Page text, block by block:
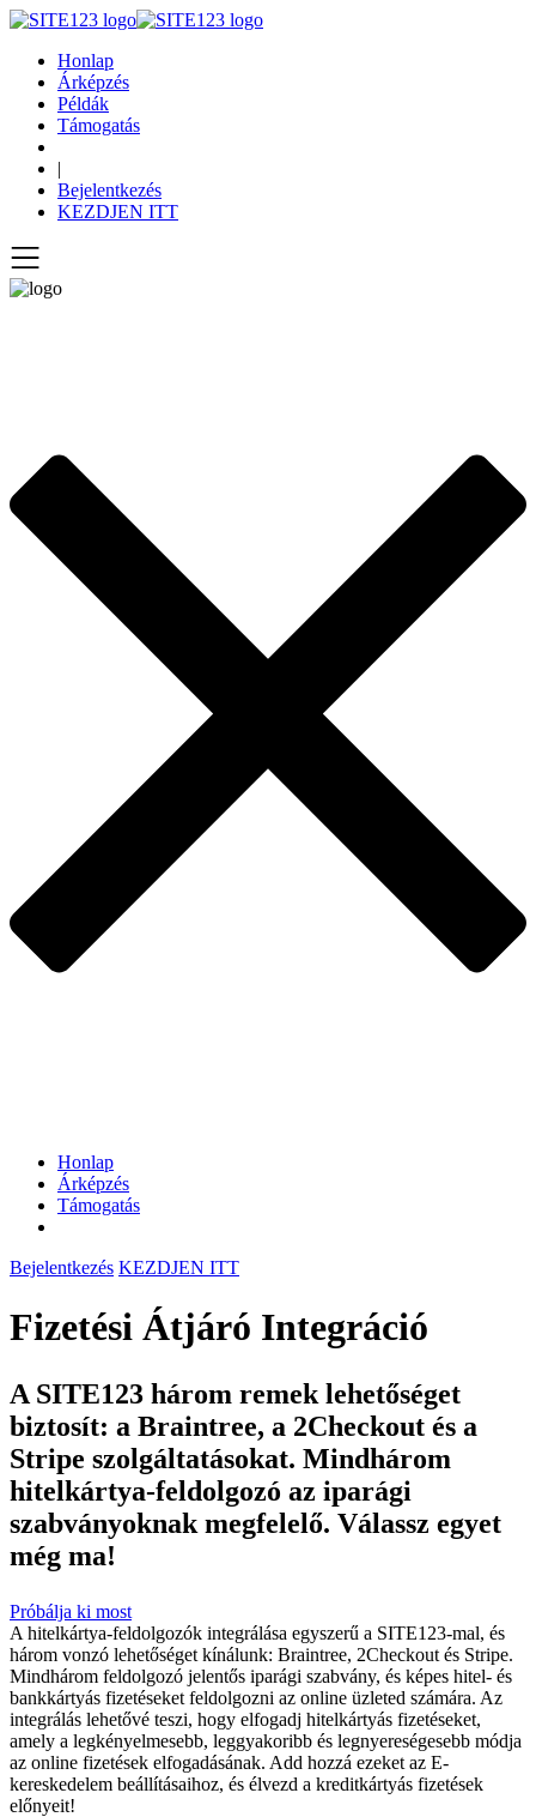
Honlap
Árképzés
Példák
Támogatás
|
Bejelentkezés
KEZDJEN ITT
Honlap
Árképzés
Támogatás
Bejelentkezés KEZDJEN ITT
Fizetési Átjáró Integráció
A SITE123 három remek lehetőséget
biztosít: a Braintree, a 2Checkout és a
Stripe szolgáltatásokat. Mindhárom
hitelkártya-feldolgozó az iparági
szabványoknak megfelelő. Válassz egyet
még ma!
Próbálja ki most
A hitelkártya-feldolgozók integrálása egyszerű a SITE123-mal, és
három vonzó lehetőséget kínálunk: Braintree, 2Checkout és Stripe.
Mindhárom feldolgozó jelentős iparági szabvány, és képes hitel- és
bankkártyás fizetéseket feldolgozni az online üzleted számára. Az
integrálás lehetővé teszi, hogy elfogadj hitelkártyás fizetéseket,
amely a legkényelmesebb, leggyakoribb és legnyereségesebb módja
az online fizetések elfogadásának. Add hozzá ezeket az E-
kereskedelem beállításaihoz, és élvezd a kreditkártyás fizetések
előnyeit!